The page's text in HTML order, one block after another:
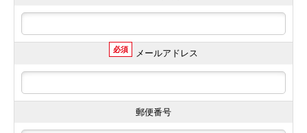
必須 メールアドレス
郵便番号